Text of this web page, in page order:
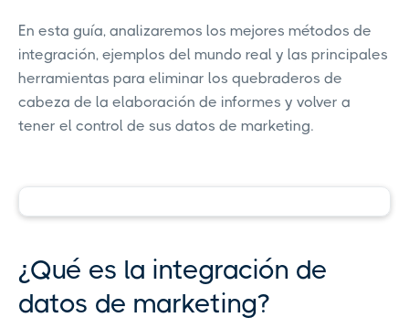
En esta guía, analizaremos los mejores métodos de
integración, ejemplos del mundo real y las principales
herramientas para eliminar los quebraderos de
cabeza de la elaboración de informes y volver a
tener el control de sus datos de marketing.
¿Qué es la integración de
datos de marketing?